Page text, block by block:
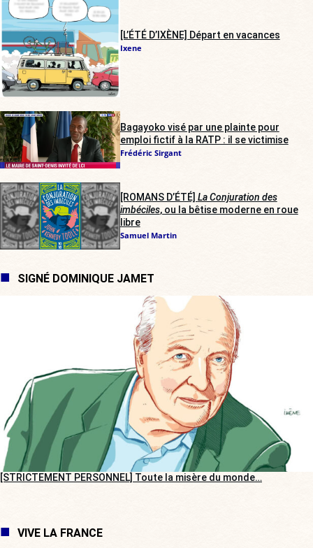
[L’ÉTÉ D’IXÈNE] Départ en vacances
Ixene
Bagayoko visé par une plainte pour
emploi fictif à la RATP : il se victimise
Frédéric Sirgant
[ROMANS D’ÉTÉ] La Conjuration des
imbéciles, ou la bêtise moderne en roue
libre
Samuel Martin
SIGNÉ DOMINIQUE JAMET
[STRICTEMENT PERSONNEL] Toute la misère du monde…
VIVE LA FRANCE